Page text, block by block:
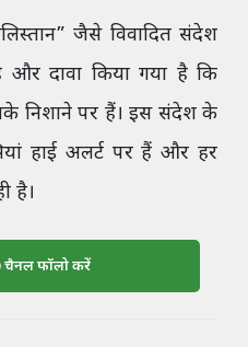
जैसे विवादित संदेश
दावा किया गया है कि
निशाने पर हैं। इस संदेश के
हाई अलर्ट पर हैं और हर
है।
चैनल फॉलो करें